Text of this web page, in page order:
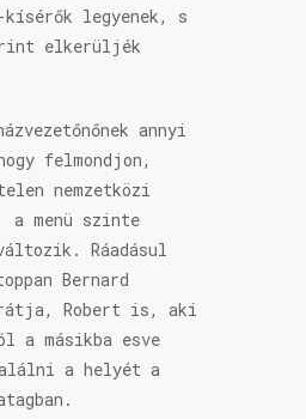
legyenek, s
elkerüljék
annyi
felmondjon,
nemzetközi
a menü szinte
Ráadásul
Bernard
Robert is, aki
a másikba esve
a helyét a